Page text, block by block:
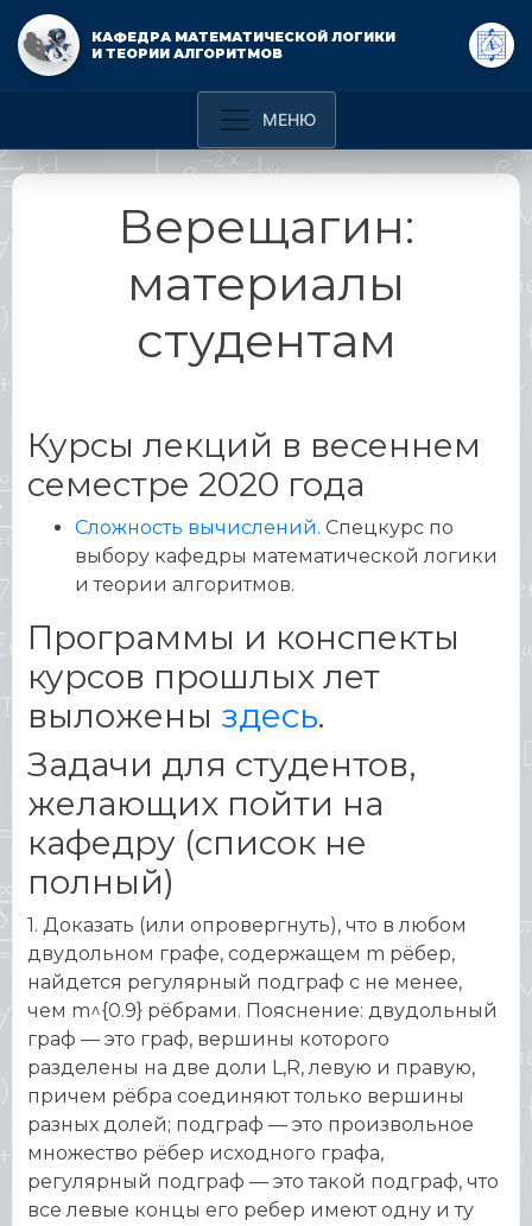
КАФЕДРА МАТЕМАТИЧЕСКОЙ ЛОГИКИ
И ТЕОРИИ АЛГОРИТМОВ
Верещагин:
материалы
студентам
Курсы лекций в весеннем
семестре 2020 года
Сложность вычислений. Спецкурс по
выбору кафедры математической логики
и теории алгоритмов.
Программы и конспекты
курсов прошлых лет
выложены здесь.
Задачи для студентов,
желающих пойти на
кафедру (список не
полный)
1. Доказать (или опровергнуть), что в любом
двудольном графе, содержащем m рёбер,
найдется регулярный подграф с не менее,
чем m^{0.9} рёбрами. Пояснение: двудольный
граф — это граф, вершины которого
разделены на две доли L,R, левую и правую,
причем рёбра соединяют только вершины
разных долей; подграф — это произвольное
множество рёбер исходного графа,
регулярный подграф — это такой подграф, что
все левые концы его ребер имеют одну и ту